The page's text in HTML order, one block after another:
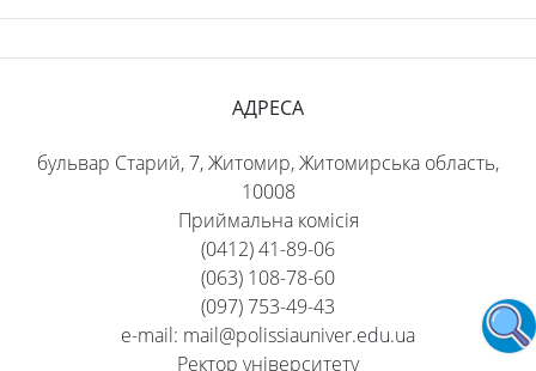
АДРЕСА
бульвар Старий, 7, Житомир, Житомирська область,
10008
Приймальна комісія
(0412) 41-89-06
(063) 108-78-60
(097) 753-49-43
e-mail: mail@polissiauniver.edu.ua
Ректор університету